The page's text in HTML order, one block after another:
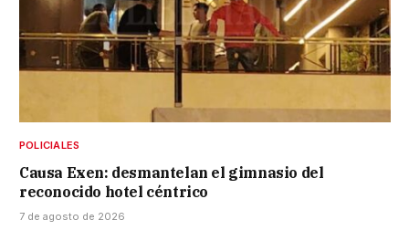
POLICIALES
Causa Exen: desmantelan el gimnasio del
reconocido hotel céntrico
7 de agosto de 2026